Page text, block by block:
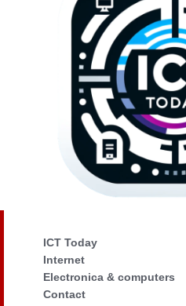
ICT Today
Internet
Electronica & computers
Contact